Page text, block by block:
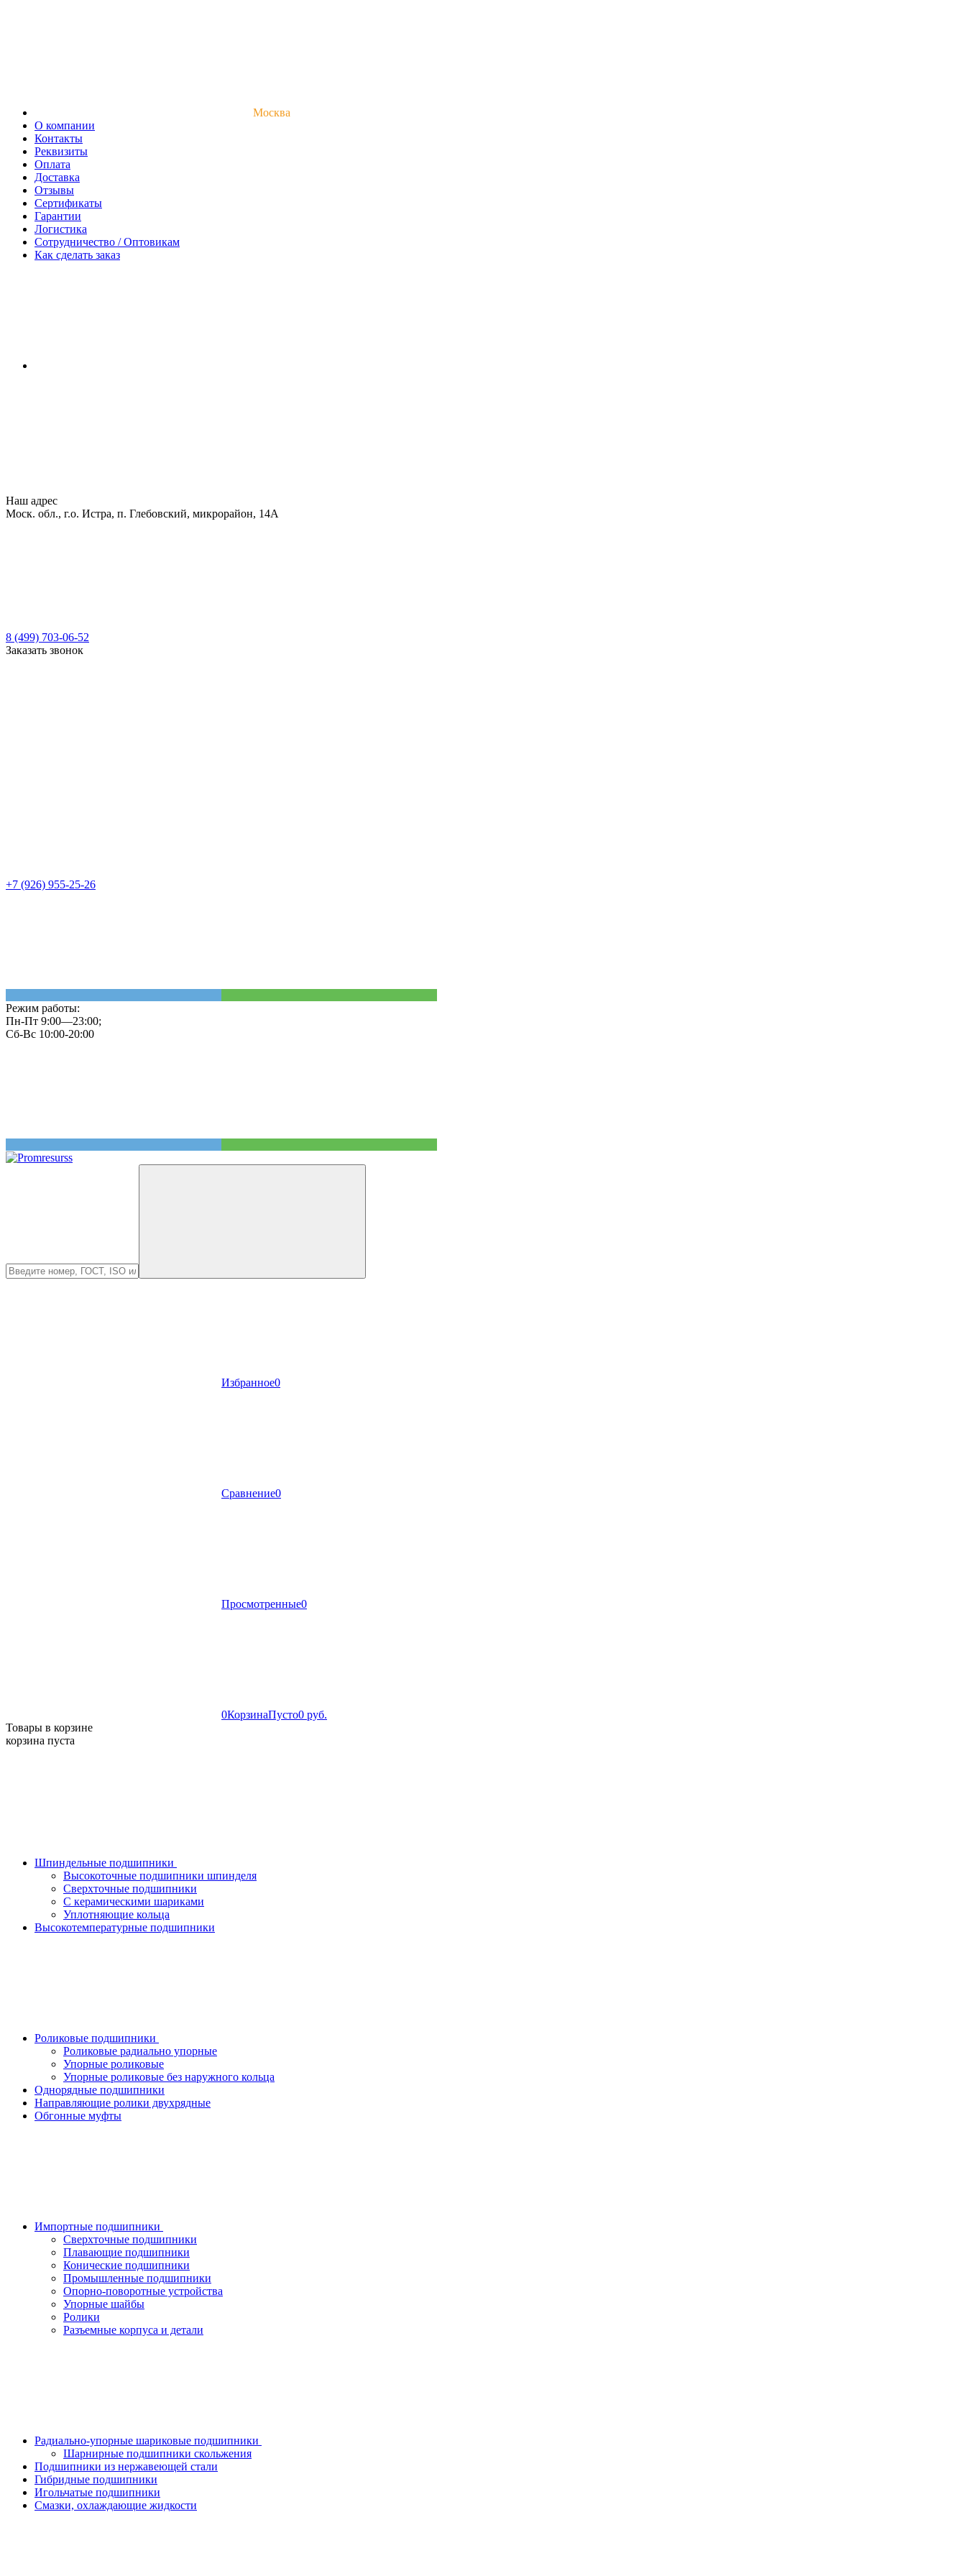
Москва
О компании
Контакты
Реквизиты
Оплата
Доставка
Отзывы
Сертификаты
Гарантии
Логистика
Сотрудничество / Оптовикам
Как сделать заказ
Наш адрес
Моск. обл., г.о. Истра, п. Глебовский, микрорайон, 14А
8 (499) 703-06-52
Заказать звонок
+7 (926) 955-25-26
Режим работы:
Пн-Пт 9:00—23:00;
Сб-Вс 10:00-20:00
Избранное0
Сравнение0
Просмотренные0
0КорзинаПусто0 руб.
Товары в корзине
корзина пуста
Шпиндельные подшипники
Высокоточные подшипники шпинделя
Сверхточные подшипники
С керамическими шариками
Уплотняющие кольца
Высокотемпературные подшипники
Роликовые подшипники
Роликовые радиально упорные
Упорные роликовые
Упорные роликовые без наружного кольца
Однорядные подшипники
Направляющие ролики двухрядные
Обгонные муфты
Импортные подшипники
Сверхточные подшипники
Плавающие подшипники
Конические подшипники
Промышленные подшипники
Опорно-поворотные устройства
Упорные шайбы
Ролики
Разъемные корпуса и детали
Радиально-упорные шариковые подшипники
Шарнирные подшипники скольжения
Подшипники из нержавеющей стали
Гибридные подшипники
Игольчатые подшипники
Смазки, охлаждающие жидкости